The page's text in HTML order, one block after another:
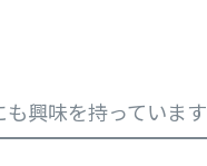
興味を持っています